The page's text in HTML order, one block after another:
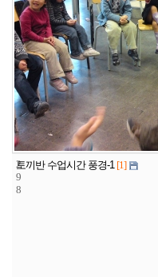
2
9
8
토끼반 수업시간 풍경-1 [1]